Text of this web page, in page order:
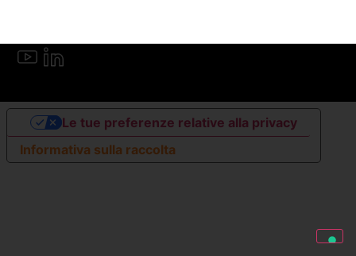
Informativa sulla raccolta
Le tue preferenze relative alla privacy